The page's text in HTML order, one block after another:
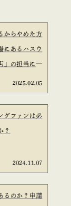
からやめた方
にあるハスウ
」の担当に言
2025.02.05
グファンは必
？
2024.11.07
るのか？申請